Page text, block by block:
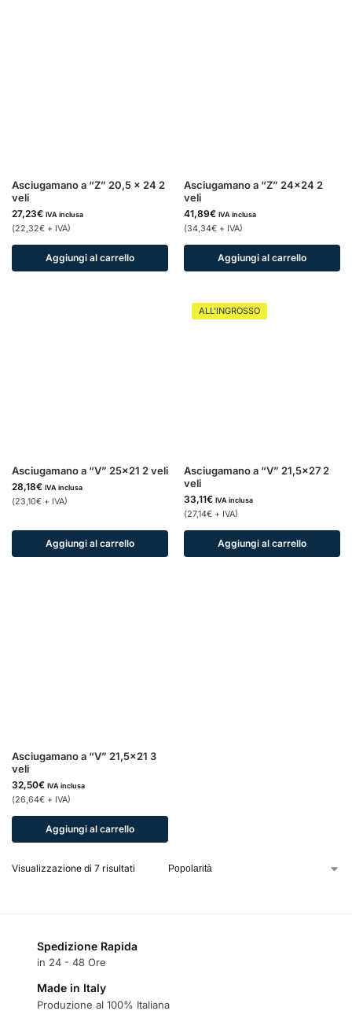
Asciugamano a “Z” 20,5 x 24 2
veli
27,23€ IVA inclusa
(22,32€ + IVA)
Aggiungi al carrello
Asciugamano a “Z” 24×24 2
veli
41,89€ IVA inclusa
(34,34€ + IVA)
Aggiungi al carrello
Asciugamano a “V” 25×21 2 veli
28,18€ IVA inclusa
(23,10€ + IVA)
Aggiungi al carrello
ALL'INGROSSO
Asciugamano a “V” 21,5×27 2
veli
33,11€ IVA inclusa
(27,14€ + IVA)
Aggiungi al carrello
Asciugamano a “V” 21,5×21 3
veli
32,50€ IVA inclusa
(26,64€ + IVA)
Aggiungi al carrello
Visualizzazione di 7 risultati
Spedizione Rapida
in 24 - 48 Ore
Made in Italy
Produzione al 100% Italiana